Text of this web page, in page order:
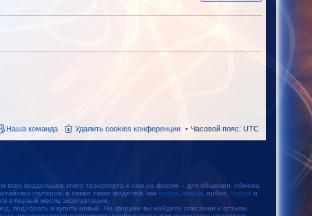
Часовой пояс: UTC
Удалить cookies конференции
Наша команда
всех владельцев этого транспорта к нам на форум – для общения, обмена
скутеров, а также таких моделей, как хонда ямаха , ирбис, сузуки и
в первый месяц эксплуатации.
подобрать и купить новый. На форуме вы найдете описания и отзывы